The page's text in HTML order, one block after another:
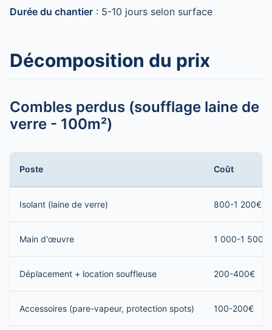
Durée du chantier : 5-10 jours selon surface
Décomposition du prix
Combles perdus (soufflage laine de
verre - 100m²)
Poste Coût
Isolant (laine de verre) 800-1 200€
Main d'œuvre 1 000-1 500€
Déplacement + location souffleuse 200-400€
Accessoires (pare-vapeur, protection spots) 100-200€